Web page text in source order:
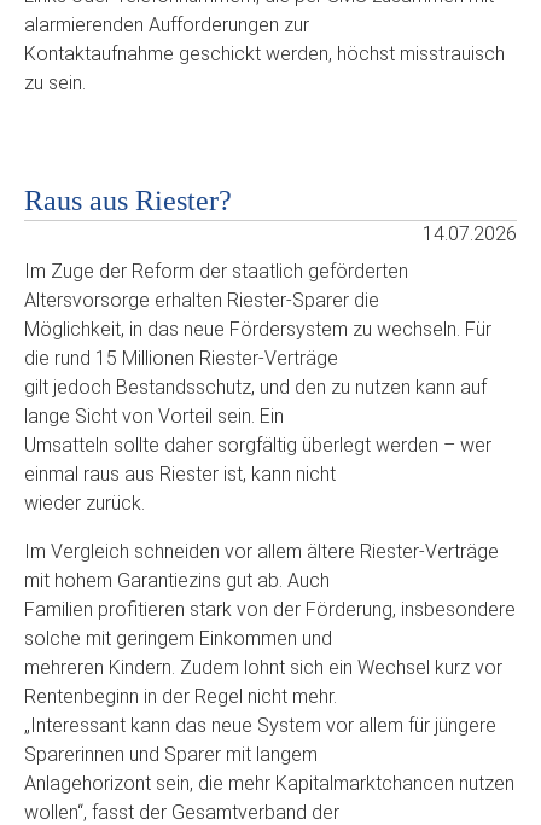
alarmierenden Aufforderungen zur
Kontaktaufnahme geschickt werden, höchst misstrauisch
zu sein.
Raus aus Riester?
14.07.2026
Im Zuge der Reform der staatlich geförderten
Altersvorsorge erhalten Riester-Sparer die
Möglichkeit, in das neue Fördersystem zu wechseln. Für
die rund 15 Millionen Riester-Verträge
gilt jedoch Bestandsschutz, und den zu nutzen kann auf
lange Sicht von Vorteil sein. Ein
Umsatteln sollte daher sorgfältig überlegt werden – wer
einmal raus aus Riester ist, kann nicht
wieder zurück.
Im Vergleich schneiden vor allem ältere Riester-Verträge
mit hohem Garantiezins gut ab. Auch
Familien profitieren stark von der Förderung, insbesondere
solche mit geringem Einkommen und
mehreren Kindern. Zudem lohnt sich ein Wechsel kurz vor
Rentenbeginn in der Regel nicht mehr.
„Interessant kann das neue System vor allem für jüngere
Sparerinnen und Sparer mit langem
Anlagehorizont sein, die mehr Kapitalmarktchancen nutzen
wollen“, fasst der Gesamtverband der